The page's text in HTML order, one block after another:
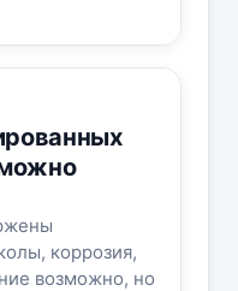
коррозия,
возможно, но